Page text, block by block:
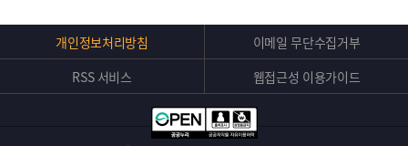
버
개인정보처리방침
이메일 무단수집거부
RSS 서비스
웹접근성 이용가이드